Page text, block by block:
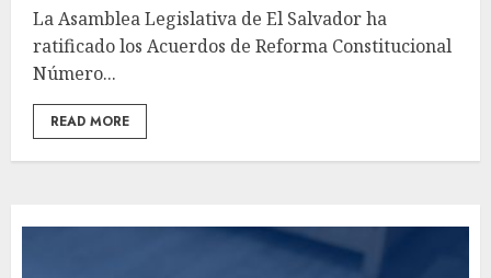
La Asamblea Legislativa de El Salvador ha
ratificado los Acuerdos de Reforma Constitucional
Número...
READ MORE